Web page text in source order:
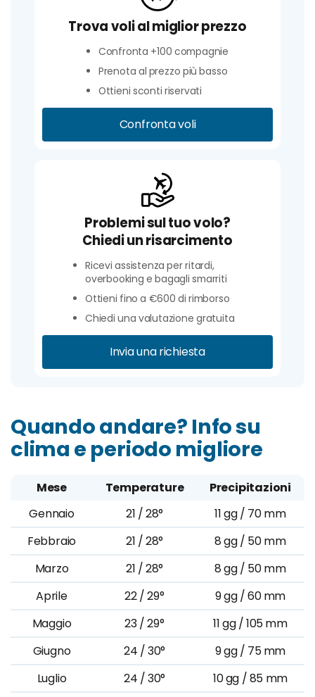
Trova voli al miglior prezzo
Confronta +100 compagnie
Prenota al prezzo più basso
Ottieni sconti riservati
Confronta voli
Problemi sul tuo volo?
Chiedi un risarcimento
Ricevi assistenza per ritardi,
overbooking e bagagli smarriti
Ottieni fino a €600 di rimborso
Chiedi una valutazione gratuita
Invia una richiesta
Quando andare? Info su
clima e periodo migliore
Mese Temperature
Precipitazioni
Gennaio
21 / 28°
11 gg / 70 mm
Febbraio
21 / 28°
8 gg / 50 mm
Marzo
21 / 28°
8 gg / 50 mm
Aprile
22 / 29°
9 gg / 60 mm
Maggio
23 / 29°
11 gg / 105 mm
Giugno
24 / 30°
9 gg / 75 mm
Luglio
24 / 30°
10 gg / 85 mm